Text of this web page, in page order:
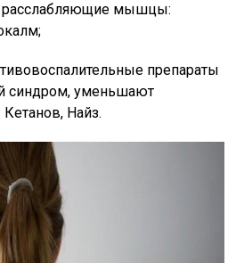
расслабляющие мышцы:
препараты
синдром, уменьшают
Кетанов, Найз.